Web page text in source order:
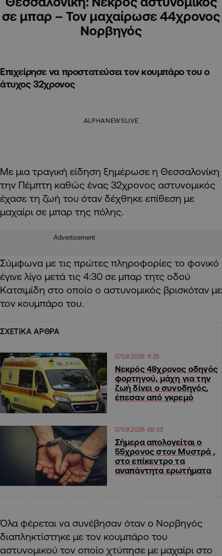
σε μπαρ – Τον μαχαίρωσε 44χρονος
Νορβηγός
Επιχείρησε να προστατεύσει τον κουμπάρο του ο
άτυχος 32χρονος
ALPHANEWSLIVE
Με μια τραγική είδηση ξημέρωσε η Θεσσαλονίκη
την Πέμπτη καθώς ένας 32χρονος αστυνομικός
έχασε τη ζωή του όταν δέχθηκε επίθεση με
μαχαίρι σε μπαρ της πόλης.
Advertisement
Σύμφωνα με τις πρώτες πληροφορίες το φονικό
έγινε λίγο μετά τις 4:30 σε μπαρ τητς οδού
Κατσιμίδη στο οποίο ο αστυνομικός βρισκόταν με
τον κουμπάρο του.
ΣΧΕΤΙΚΑ ΑΡΘΡΑ
07.08.2026 11:25
Νεκρός 48χρονος οδηγός
φορτηγού, μάχη για την
ζωή δίνει ο συνοδηγός,
έπεσαν από γκρεμό
07.08.2026 09:33
Σήμερα απολογείται ο
55χρονος στον Μυστρά ,
στο επίκεντρο τα
αναπάντητα ερωτήματα
Όλα φέρεται να συνέβησαν όταν ο Νορβηγός
διαπληκτίστηκε με τον κουμπάρο του
αστυνομικού τον οποίο χτύπησε με μαχαίρι στο